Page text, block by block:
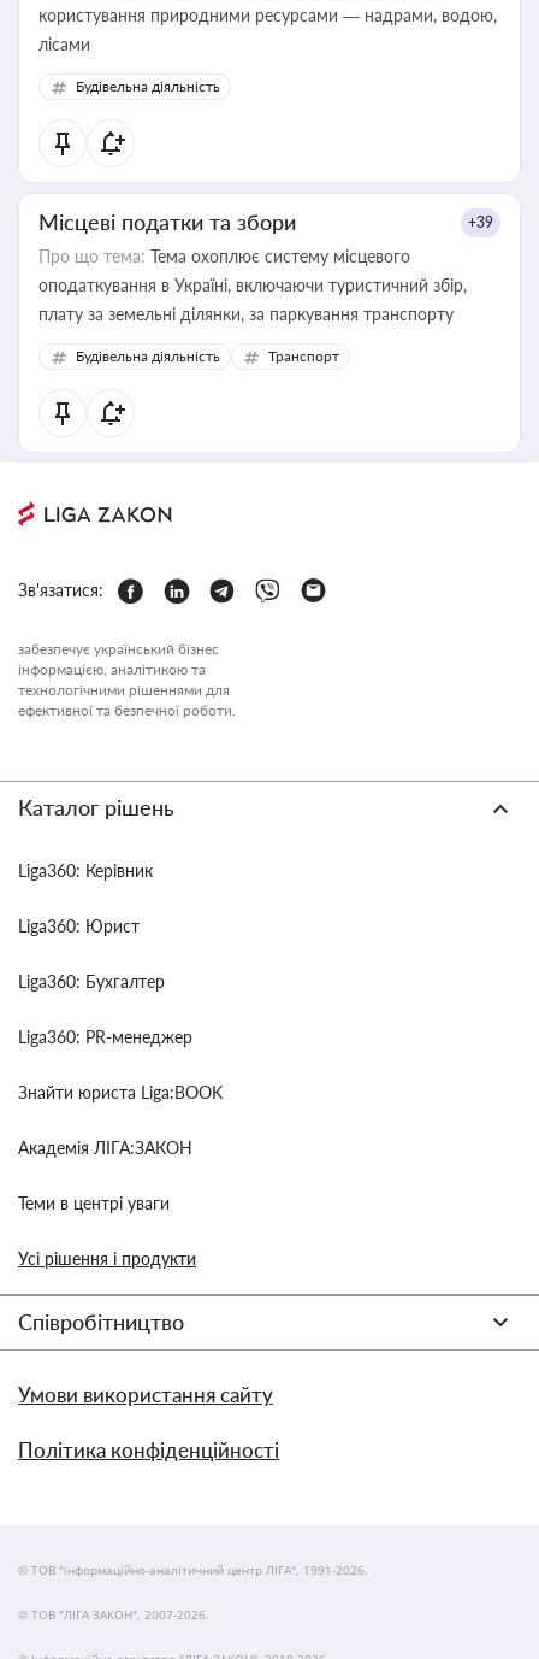
користування природними ресурсами — надрами, водою,
лісами
Будівельна діяльність
Місцеві податки та збори +39
Про що тема: Тема охоплює систему місцевого
оподаткування в Україні, включаючи туристичний збір,
плату за земельні ділянки, за паркування транспорту
Будівельна діяльність Транспорт
Зв'язатися:
забезпечує український бізнес
інформацією, аналітикою та
технологічними рішеннями для
ефективної та безпечної роботи.
Каталог рішень
Liga360: Керівник
Liga360: Юрист
Liga360: Бухгалтер
Liga360: PR-менеджер
Знайти юриста Liga:BOOK
Академія ЛІГА:ЗАКОН
Теми в центрі уваги
Усі рішення і продукти
Співробітництво
Умови використання сайту
Політика конфіденційності
© ТОВ "інформаційно-аналітичний центр ЛІГА", 1991-2026.
© ТОВ "ЛІГА ЗАКОН", 2007-2026.